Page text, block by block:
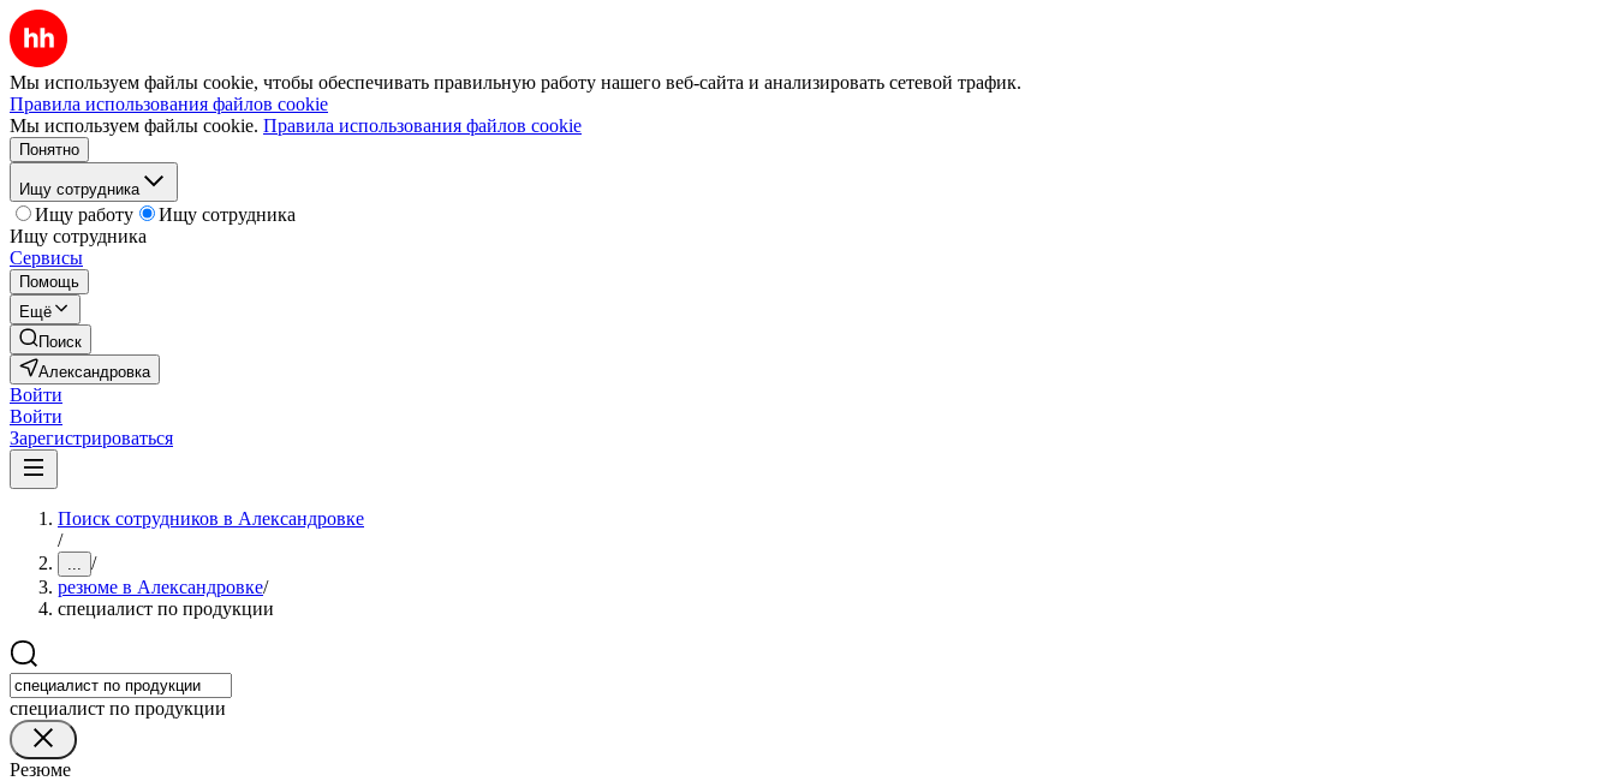
Мы используем файлы cookie, чтобы обеспечивать правильную работу нашего веб-сайта и анализировать сетевой трафик.
Правила использования файлов cookie
Мы используем файлы cookie. Правила использования файлов cookie
Понятно
Ищу сотрудника
Ищу работу
Ищу сотрудника
Ищу сотрудника
Сервисы
Помощь
Ещё
Поиск
Александровка
Войти
Войти
Зарегистрироваться
Поиск сотрудников в Александровке
/
... /
резюме в Александровке/
специалист по продукции
специалист по продукции
Резюме